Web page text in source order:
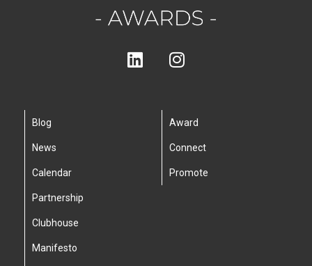
Blog
News
Calendar
Partnership
Clubhouse
Manifesto
Award
Connect
Promote